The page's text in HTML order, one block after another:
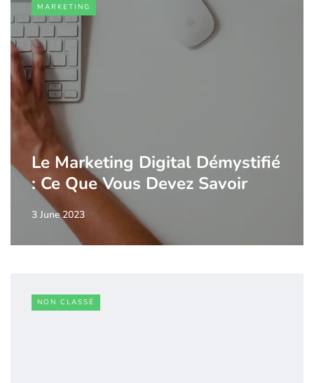
MARKETING
Le Marketing Digital Démystifié
: Ce Que Vous Devez Savoir
3 June 2023
NON CLASSÉ